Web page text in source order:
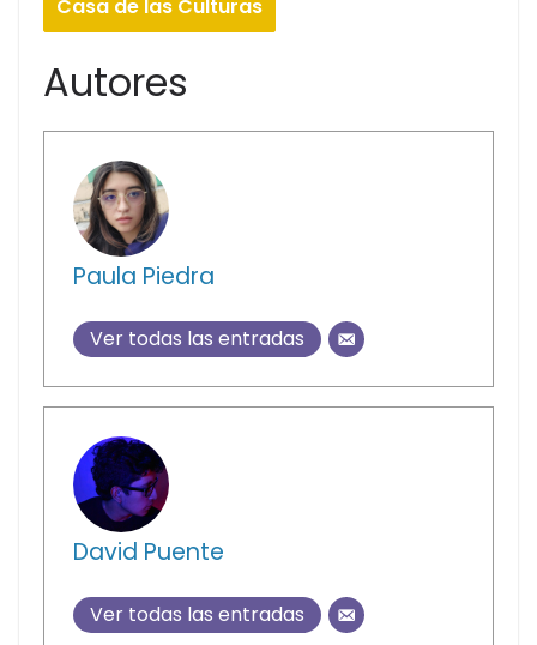
Casa de las Culturas
Autores
Paula Piedra
Ver todas las entradas
David Puente
Ver todas las entradas